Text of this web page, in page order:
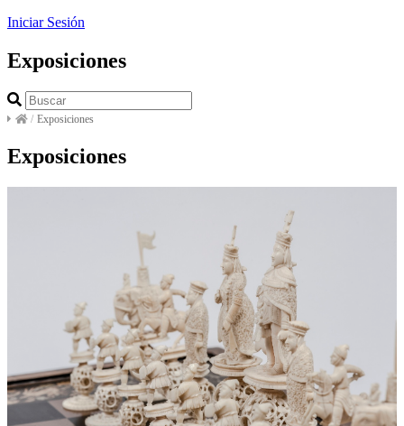
Iniciar Sesión
Exposiciones
/ Exposiciones
Exposiciones